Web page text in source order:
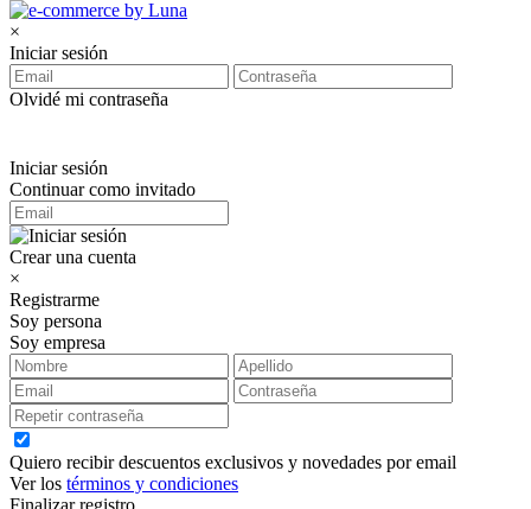
×
Iniciar sesión
Olvidé mi contraseña
Iniciar sesión
Continuar como invitado
Crear una cuenta
×
Registrarme
Soy persona
Soy empresa
Quiero recibir descuentos exclusivos y novedades por email
Ver los términos y condiciones
Finalizar registro